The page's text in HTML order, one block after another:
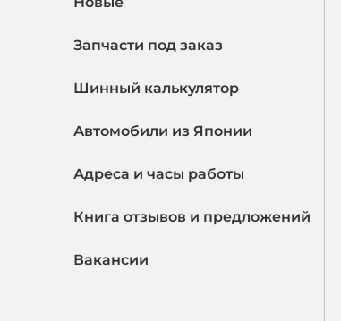
Запчасти под заказ
Шинный калькулятор
Автомобили из Японии
Адреса и часы работы
Книга отзывов и предложений
Вакансии